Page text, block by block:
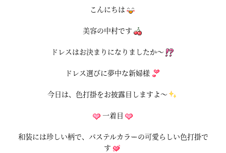
こんにちは
美容の中村です
ドレスはお決まりになりましたか～
ドレス選びに夢中な新婦様
今日は、色打掛をお披露目しますよ～
一着目
和装には珍しい柄で、パステルカラーの可愛らしい色打掛で
す